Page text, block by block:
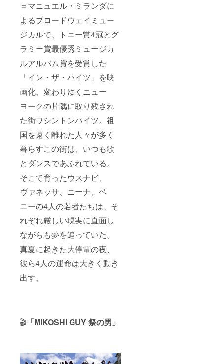
＝マニュエル・ミランダに
よるブロードウェイミュー
ジカルで、トニー賞4冠とグ
ラミー賞最優秀ミュージカ
ルアルバム賞を受賞した
「イン・ザ・ハイツ」を映
画化。変わりゆくニュー
ヨークの片隅に取り残され
た街ワシントンハイツ。祖
国を遠く離れた人々が多く
暮らすこの街は、いつも歌
とダンスであふれている。
そこで育ったウスナビ、
ヴァネッサ、ニーナ、ベ
ニーの4人の若者たちは、そ
れぞれ厳しい現実に直面し
ながらも夢を追っていた。
真夏に起きた大停電の夜、
彼ら4人の運命は大きく動き
出す。
🎬 「MIKOSHI GUY 祭の男」